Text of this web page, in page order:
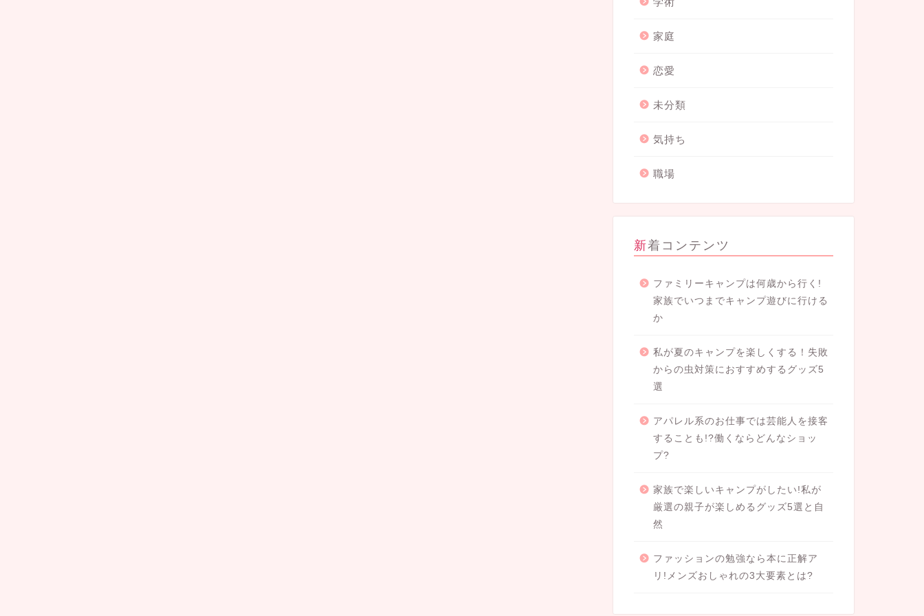
家庭
恋愛
未分類
気持ち
職場
新着コンテンツ
ファミリーキャンプは何歳から行く!
家族でいつまでキャンプ遊びに行ける
か
私が夏のキャンプを楽しくする！失敗
からの虫対策におすすめするグッズ5
選
アパレル系のお仕事では芸能人を接客
することも!?働くならどんなショッ
プ?
家族で楽しいキャンプがしたい!私が
厳選の親子が楽しめるグッズ5選と自
然
ファッションの勉強なら本に正解ア
リ!メンズおしゃれの3大要素とは?